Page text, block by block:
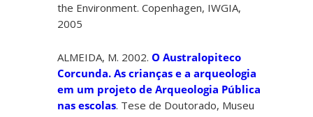
the Environment. Copenhagen, IWGIA,
2005
ALMEIDA, M. 2002.O Australopiteco
Corcunda. As crianças e a arqueologia
em um projeto de Arqueologia Pública
nas escolas. Tese de Doutorado, Museu